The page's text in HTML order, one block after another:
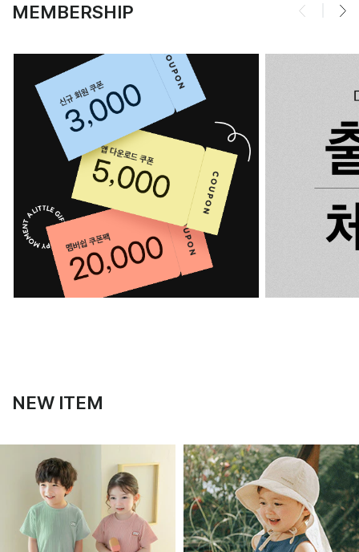
MEMBERSHIP
NEW ITEM